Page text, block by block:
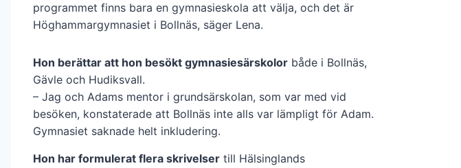
programmet finns bara en gymnasieskola att välja, och det är
Höghammar­gymnasiet i Bollnäs, säger Lena.
Hon berättar att hon besökt gymnasiesärskolor både i Bollnäs,
Gävle och Hudiksvall.
– Jag och Adams mentor i grundsärskolan, som var med vid
besöken, konstaterade att Bollnäs inte alls var lämpligt för Adam.
Gymnasiet saknade helt inkludering.
Hon har formulerat flera skrivelser till Hälsinglands